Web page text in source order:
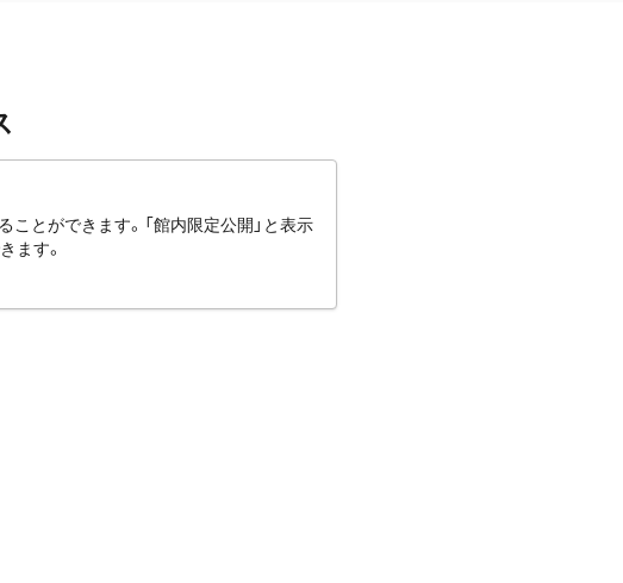
とができます。「館内限定公開」と表示
ます。